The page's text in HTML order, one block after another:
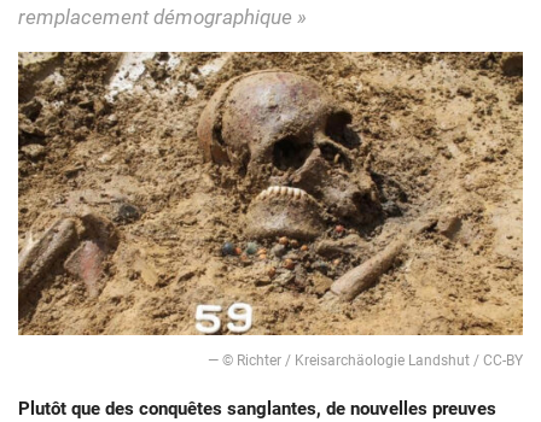
remplacement démographique »
— © Richter / Kreisarchäologie Landshut / CC-BY
Plutôt que des conquêtes sanglantes, de nouvelles preuves